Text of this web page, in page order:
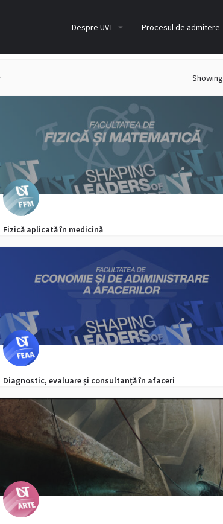
Despre UVT Procesul de admitere
Showing
Fizică aplicată în medicină
0256 592 298 admitere.ffm@e-uvt.ro
Diagnostic, evaluare și consultanță în afaceri
0256 592 506 admitere.feaa@e-uvt.ro